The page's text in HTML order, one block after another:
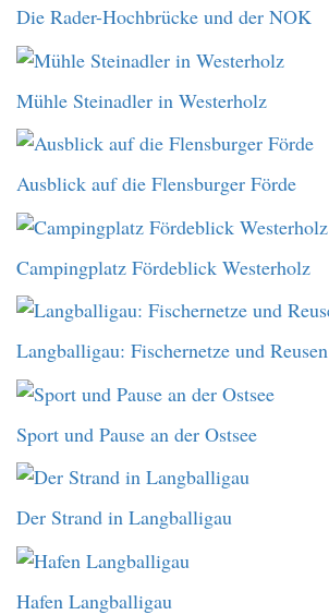
Die Rader-Hochbrücke und der NOK
Mühle Steinadler in Westerholz
Ausblick auf die Flensburger Förde
Campingplatz Fördeblick Westerholz
Langballigau: Fischernetze und Reusen
Sport und Pause an der Ostsee
Der Strand in Langballigau
Hafen Langballigau